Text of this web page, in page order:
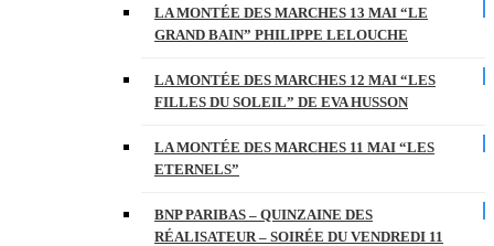
LA MONTÉE DES MARCHES 13 MAI “LE
GRAND BAIN” PHILIPPE LELOUCHE
LA MONTÉE DES MARCHES 12 MAI “LES
FILLES DU SOLEIL” DE EVA HUSSON
LA MONTÉE DES MARCHES 11 MAI “LES
ETERNELS”
BNP PARIBAS – QUINZAINE DES
RÉALISATEUR – SOIRÉE DU VENDREDI 11